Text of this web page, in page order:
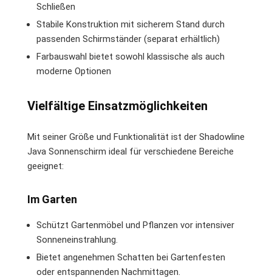
Schließen
Stabile Konstruktion mit sicherem Stand durch
passenden Schirmständer (separat erhältlich)
Farbauswahl bietet sowohl klassische als auch
moderne Optionen
Vielfältige Einsatzmöglichkeiten
Mit seiner Größe und Funktionalität ist der Shadowline
Java Sonnenschirm ideal für verschiedene Bereiche
geeignet:
Im Garten
Schützt Gartenmöbel und Pflanzen vor intensiver
Sonneneinstrahlung.
Bietet angenehmen Schatten bei Gartenfesten
oder entspannenden Nachmittagen.